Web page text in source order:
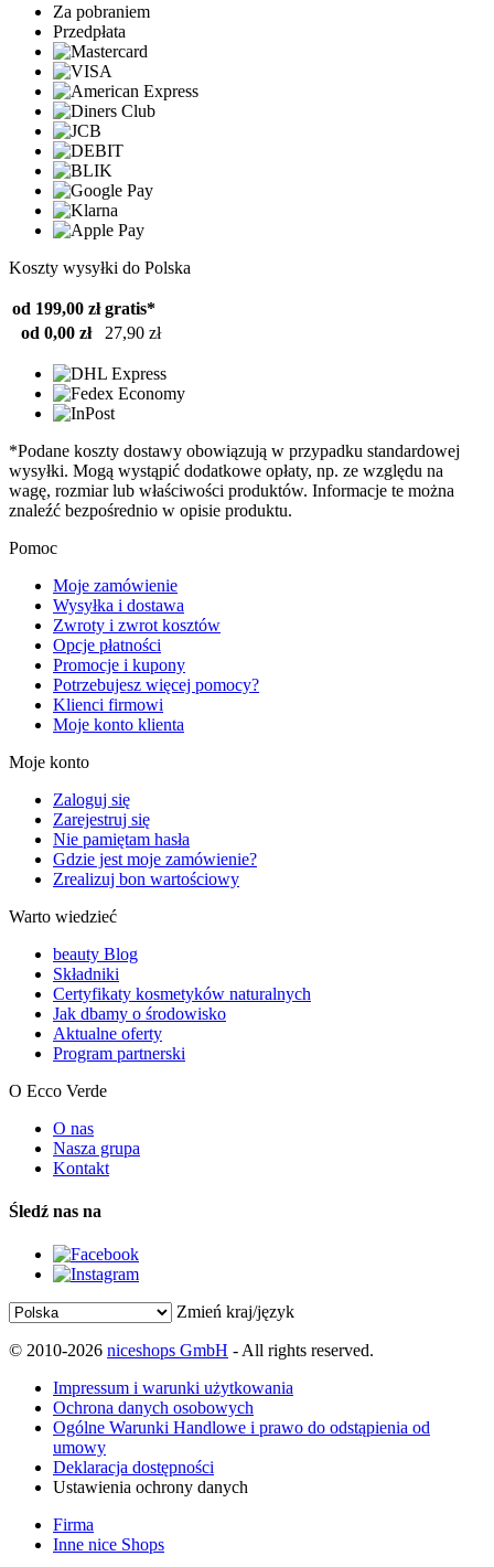
Za pobraniem
Przedpłata
Koszty wysyłki do Polska
od 199,00 zł gratis*
od 0,00 zł
27,90 zł
*Podane koszty dostawy obowiązują w przypadku standardowej
wysyłki. Mogą wystąpić dodatkowe opłaty, np. ze względu na
wagę, rozmiar lub właściwości produktów. Informacje te można
znaleźć bezpośrednio w opisie produktu.
Pomoc
Moje zamówienie
Wysyłka i dostawa
Zwroty i zwrot kosztów
Opcje płatności
Promocje i kupony
Potrzebujesz więcej pomocy?
Klienci firmowi
Moje konto klienta
Moje konto
Zaloguj się
Zarejestruj się
Nie pamiętam hasła
Gdzie jest moje zamówienie?
Zrealizuj bon wartościowy
Warto wiedzieć
beauty Blog
Składniki
Certyfikaty kosmetyków naturalnych
Jak dbamy o środowisko
Aktualne oferty
Program partnerski
O Ecco Verde
O nas
Nasza grupa
Kontakt
Śledź nas na
Zmień kraj/język
© 2010-2026 niceshops GmbH - All rights reserved.
Impressum i warunki użytkowania
Ochrona danych osobowych
Ogólne Warunki Handlowe i prawo do odstąpienia od
umowy
Deklaracja dostępności
Ustawienia ochrony danych
Firma
Inne nice Shops